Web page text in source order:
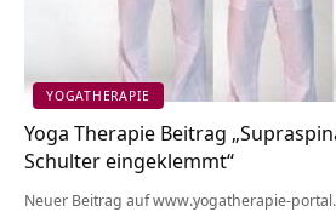
YOGATHERAPIE
Yoga Therapie Beitrag
Schulter eingeklemmt“
Neuer Beitrag auf www.yogatherapie-